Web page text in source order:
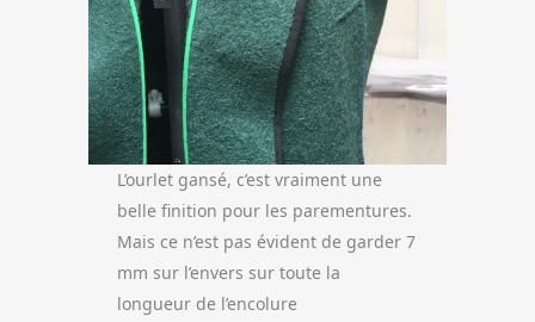
L’ourlet gansé, c’est vraiment une
belle finition pour les parementures.
Mais ce n’est pas évident de garder 7
mm sur l’envers sur toute la
longueur de l’encolure